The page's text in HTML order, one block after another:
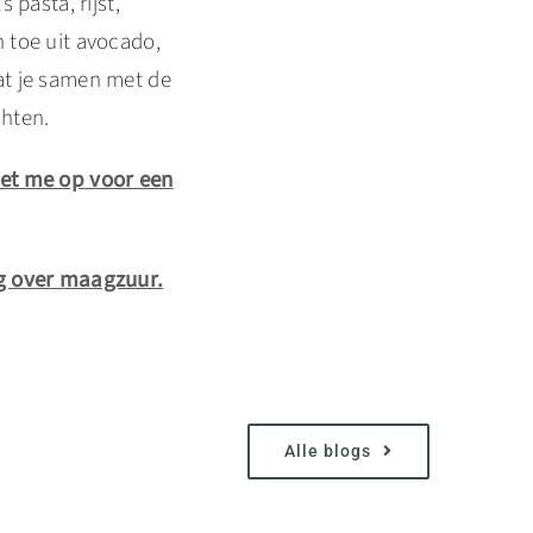
toe uit avocado,
je samen met de
me op voor een
over maagzuur.
Alle blogs